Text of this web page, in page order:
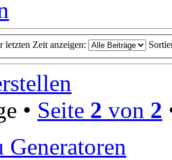
letzten Zeit anzeigen:
• Seite 2 von 2